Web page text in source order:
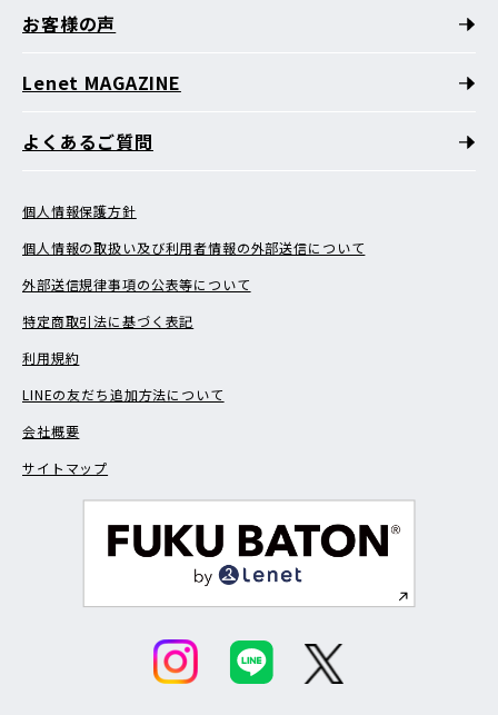
お客様の声
Lenet MAGAZINE
よくあるご質問
個人情報保護方針
個人情報の取扱い及び利用者情報の外部送信について
外部送信規律事項の公表等について
特定商取引法に基づく表記
利用規約
LINEの友だち追加方法について
会社概要
サイトマップ